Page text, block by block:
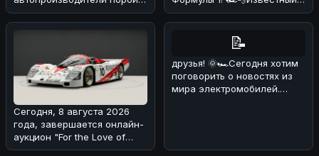
хитрят с характеристиками
своих мощны
эксперт и бывший пилот
Формулы
Сегодня, 8 августа 2026
года, завершается онлайн-
аукцион "For the Love of
Porsche", на котором предс
📝
друзья! 🌞🏎Сегодня хотим
поговорить о новостях из
мира электромобилей.